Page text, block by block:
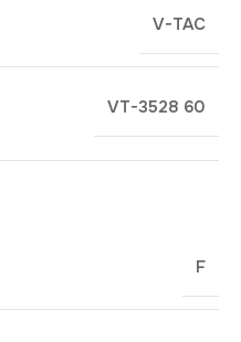
V-TAC
VT-3528 60
F